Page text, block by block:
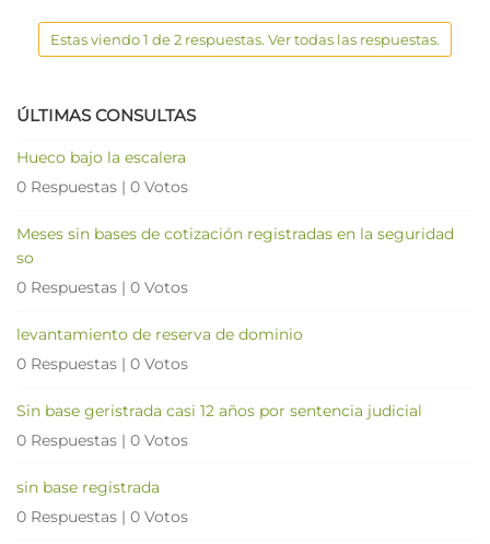
Estas viendo 1 de 2 respuestas. Ver todas las respuestas.
ÚLTIMAS CONSULTAS
Hueco bajo la escalera
0 Respuestas | 0 Votos
Meses sin bases de cotización registradas en la seguridad
so
0 Respuestas | 0 Votos
levantamiento de reserva de dominio
0 Respuestas | 0 Votos
Sin base geristrada casi 12 años por sentencia judicial
0 Respuestas | 0 Votos
sin base registrada
0 Respuestas | 0 Votos